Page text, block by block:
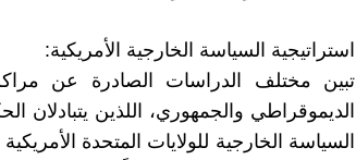
استراتيجية السياسة الخارجية الأمريكية:
تبين مختلف الدراسات الصادرة عن مراكز
الديموقراطي والجمهوري، اللذين يتبادلان
السياسة الخارجية للولايات المتحدة